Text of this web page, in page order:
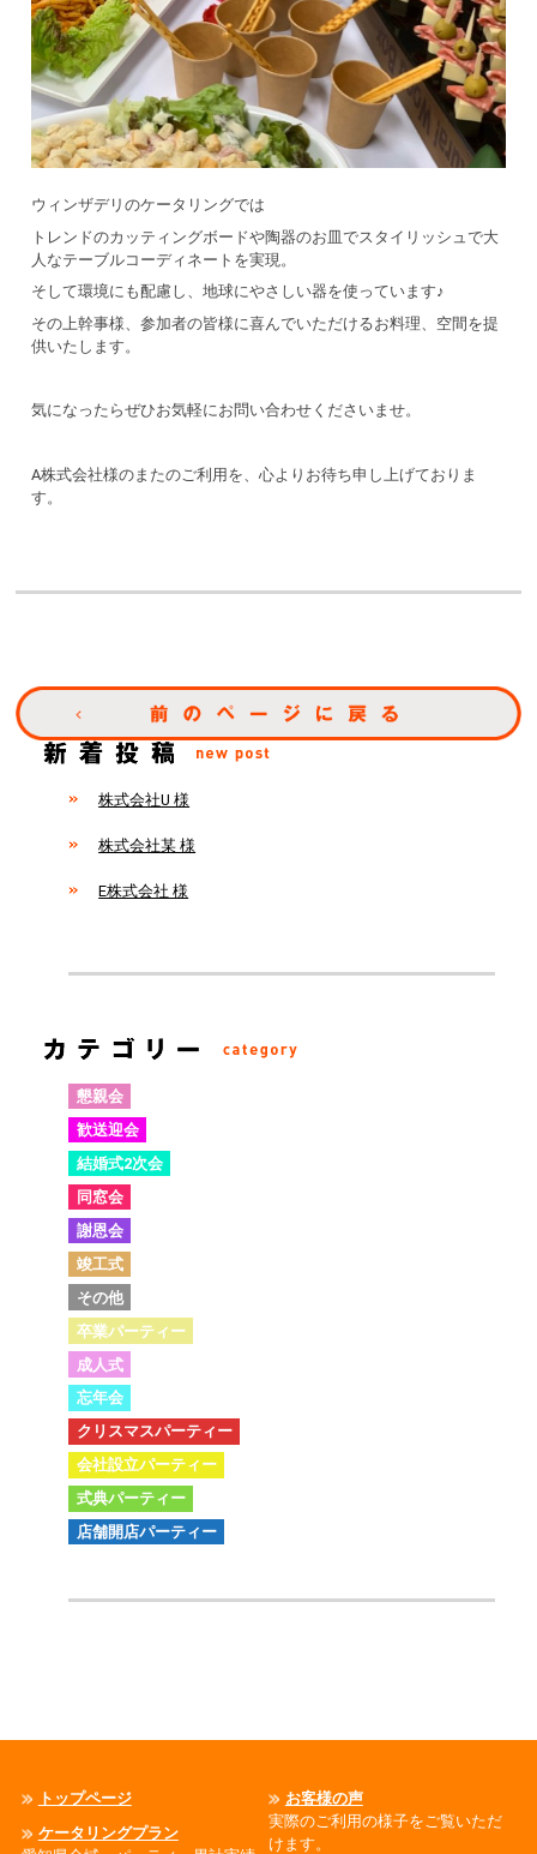
ウィンザデリのケータリングでは
トレンドのカッティングボードや陶器のお皿でスタイリッシュで大
人なテーブルコーディネートを実現。
そして環境にも配慮し、地球にやさしい器を使っています♪
その上幹事様、参加者の皆様に喜んでいただけるお料理、空間を提
供いたします。
気になったらぜひお気軽にお問い合わせくださいませ。
A株式会社様のまたのご利用を、心よりお待ち申し上げておりま
す。
株式会社U 様
株式会社某 様
E株式会社 様
懇親会
歓送迎会
結婚式2次会
同窓会
謝恩会
竣工式
その他
卒業パーティー
成人式
忘年会
クリスマスパーティー
会社設立パーティー
式典パーティー
店舗開店パーティー
トップページ
ケータリングプラン
お客様の声
実際のご利用の様子をご覧いただ
けます。